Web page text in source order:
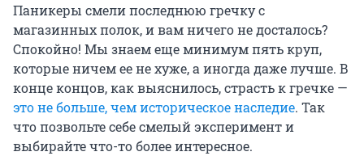
Паникеры смели последнюю гречку с
магазинных полок, и вам ничего не досталось?
Спокойно! Мы знаем еще минимум пять круп,
которые ничем ее не хуже, а иногда даже лучше. В
конце концов, как выяснилось, страсть к гречке —
это не больше, чем историческое наследие. Так
что позвольте себе смелый эксперимент и
выбирайте что-то более интересное.